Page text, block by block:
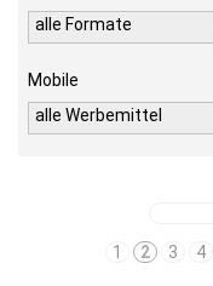
alle Formate
Mobile
alle Werbemittel
1
2 3 4